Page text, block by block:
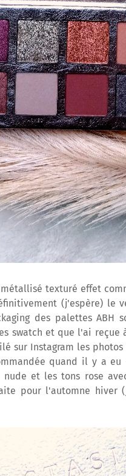
texturé effet
(j'espère) le
des palettes
swatch et que l'ai
sur Instagram les
quand il y a
et les tons rose
pour l'automne hiver